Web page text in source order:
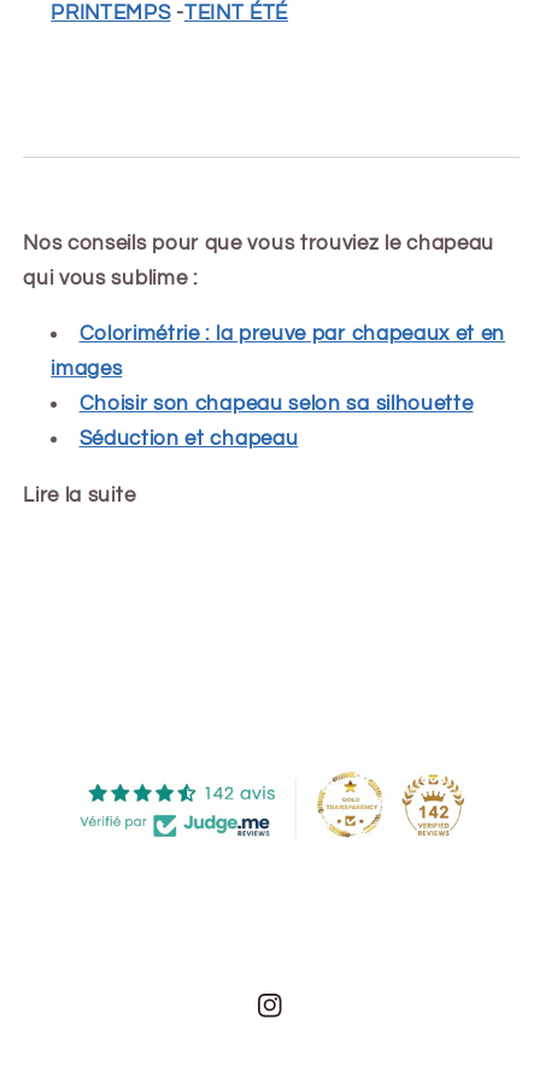
PRINTEMPS-TEINT ÉTÉ
Nos conseils pour que vous trouviez le chapeau
qui vous sublime :
Colorimétrie : la preuve par chapeaux et en
images
Choisir son chapeau selon sa silhouette
Séduction et chapeau
Lire la suite
Instagram